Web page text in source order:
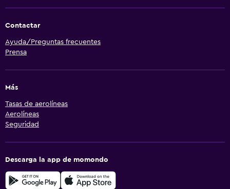
Contactar
Ayuda/Preguntas frecuentes
Prensa
Más
Tasas de aerolíneas
Aerolíneas
Seguridad
Descarga la app de momondo